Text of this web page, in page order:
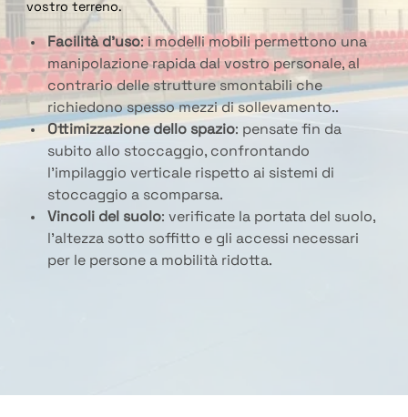
vostro terreno.
Facilità d’uso: i modelli mobili permettono una
manipolazione rapida dal vostro personale, al
contrario delle strutture smontabili che
richiedono spesso mezzi di sollevamento..
Ottimizzazione dello spazio: pensate fin da
subito allo stoccaggio, confrontando
l’impilaggio verticale rispetto ai sistemi di
stoccaggio a scomparsa.
Vincoli del suolo: verificate la portata del suolo,
l’altezza sotto soffitto e gli accessi necessari
per le persone a mobilità ridotta.